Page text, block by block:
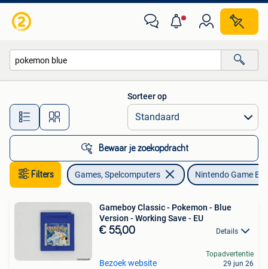
Alle afstanden…
Sorteer op
Bewaar je zoekopdracht
Filters Games, Spelcomputers Nintendo Game
Gameboy Classic - Pokemon - Blue
Version - Working Save - EU
€ 55,00 Details
Bezoek website
Topadvertentie
29 jun 26